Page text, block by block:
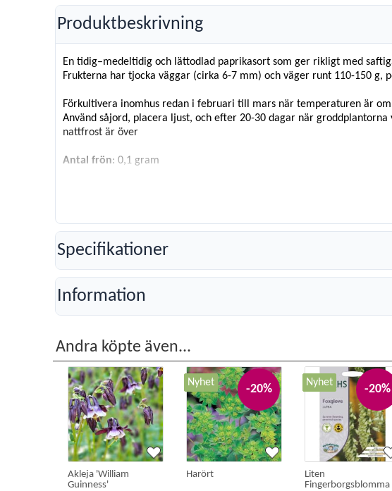
Produktbeskrivning
En tidig–medeltidig och lättodlad paprikasort som ger rikligt med
Frukterna har tjocka väggar (cirka 6-7 mm) och väger runt 110-150
Förkultivera inomhus redan i februari till mars när temperaturen är
Använd såjord, placera ljust, och efter 20-30 dagar när
nattfrost är över
Antal frön: 0,1 gram
Specifikationer
Information
Andra köpte även...
Akleja 'William
Guinness'
-20%
Nyhet
Harört
-20%
Nyhet
Liten
Fingerborgsblomma